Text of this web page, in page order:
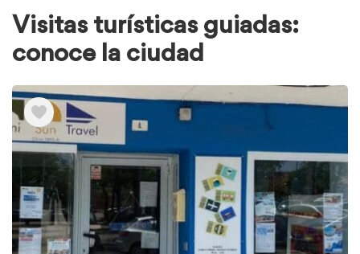
Visitas turísticas guiadas:
conoce la ciudad
Ver
elementos
de
Visitas
turísticas
guiadas:
conoce
la
ciudad